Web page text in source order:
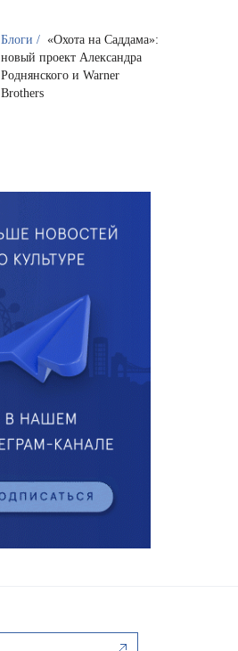
Блоги / «Охота на Саддама»:
новый проект Александра
Роднянского и Warner
Brothers